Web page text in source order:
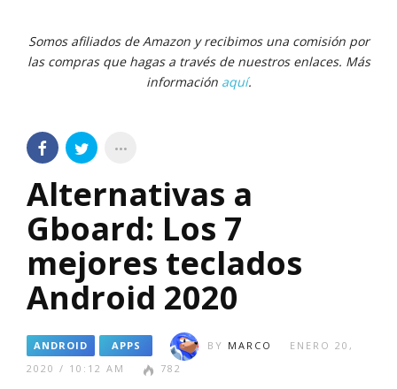
Somos afiliados de Amazon y recibimos una comisión por
las compras que hagas a través de nuestros enlaces. Más
información aquí.
Alternativas a
Gboard: Los 7
mejores teclados
Android 2020
ANDROID APPS BY MARCO
ENERO 20,
2020 / 10:12 AM
782